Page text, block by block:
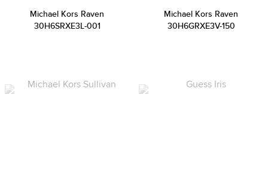
Michael Kors Raven
30H6SRXE3L-001
Michael Kors Raven
30H6GRXE3V-150